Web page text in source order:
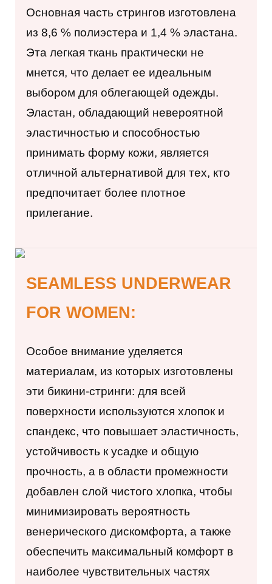
Основная часть стрингов изготовлена ​​
из 8,6 % полиэстера и 1,4 % эластана.
Эта легкая ткань практически не
мнется, что делает ее идеальным
выбором для облегающей одежды.
Эластан, обладающий невероятной
эластичностью и способностью
принимать форму кожи, является
отличной альтернативой для тех, кто
предпочитает более плотное
прилегание.
SEAMLESS UNDERWEAR
FOR WOMEN:
Особое внимание уделяется
материалам, из которых изготовлены
эти бикини-стринги: для всей
поверхности используются хлопок и
спандекс, что повышает эластичность,
устойчивость к усадке и общую
прочность, а в области промежности
добавлен слой чистого хлопка, чтобы
минимизировать вероятность
венерического дискомфорта, а также
обеспечить максимальный комфорт в
наиболее чувствительных частях